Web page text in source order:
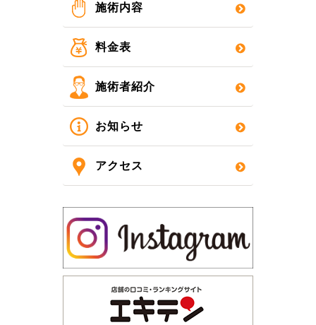
施術内容
料金表
施術者紹介
お知らせ
アクセス